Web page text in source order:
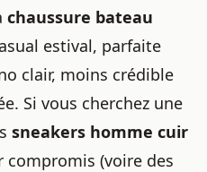
chaussure bateau
estival, parfaite
clair, moins crédible
Si vous cherchez une
sneakers homme cuir
(voire des